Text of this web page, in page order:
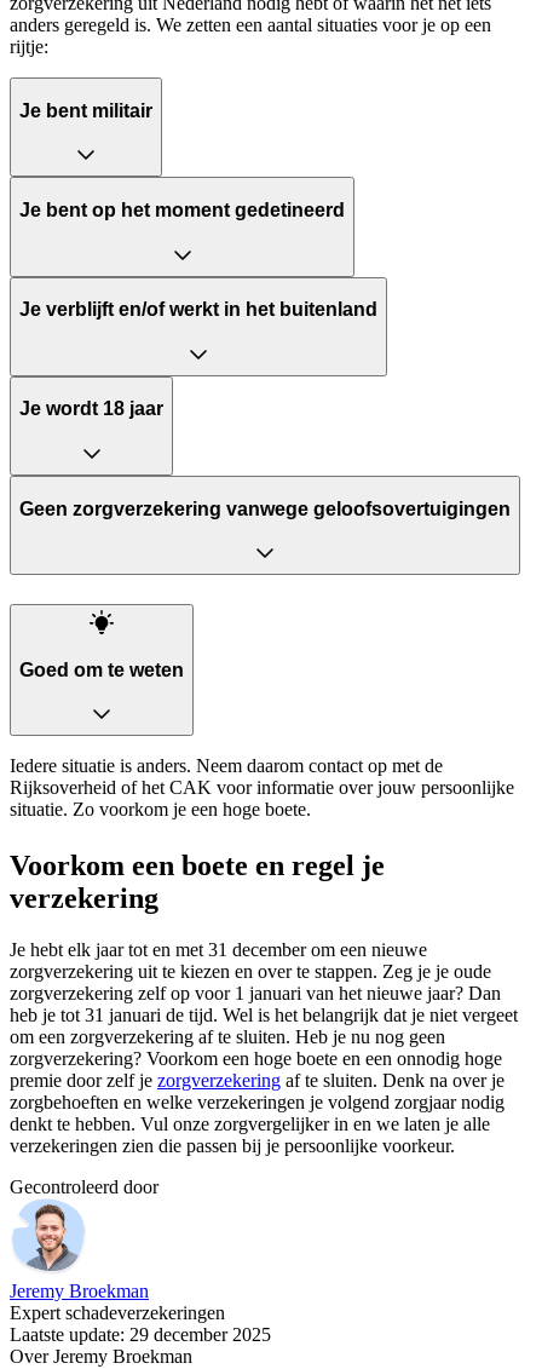
anders geregeld is. We zetten een aantal situaties voor je op een
rijtje:
Je bent militair
Je bent op het moment gedetineerd
Je verblijft en/of werkt in het buitenland
Je wordt 18 jaar
Geen zorgverzekering vanwege geloofsovertuigingen
Goed om te weten
Iedere situatie is anders. Neem daarom contact op met de
Rijksoverheid of het CAK voor informatie over jouw persoonlijke
situatie. Zo voorkom je een hoge boete.
Voorkom een boete en regel je
verzekering
Je hebt elk jaar tot en met 31 december om een nieuwe
zorgverzekering uit te kiezen en over te stappen. Zeg je je oude
zorgverzekering zelf op voor 1 januari van het nieuwe jaar? Dan
heb je tot 31 januari de tijd. Wel is het belangrijk dat je niet vergeet
om een zorgverzekering af te sluiten. Heb je nu nog geen
zorgverzekering? Voorkom een hoge boete en een onnodig hoge
premie door zelf je zorgverzekering af te sluiten. Denk na over je
zorgbehoeften en welke verzekeringen je volgend zorgjaar nodig
denkt te hebben. Vul onze zorgvergelijker in en we laten je alle
verzekeringen zien die passen bij je persoonlijke voorkeur.
Gecontroleerd door
Jeremy Broekman
Expert schadeverzekeringen
Laatste update: 29 december 2025
Over Jeremy Broekman